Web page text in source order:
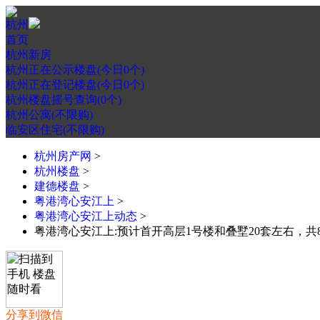
杭州
首页
杭州新房
杭州正在公示楼盘(今日0个)
杭州正在登记楼盘(今日0个)
杭州楼盘摇号查询(0个)
杭州公寓(不限购)
临安区住宅(不限购)
杭州房产网 >
杭州楼盘 >
建德楼盘 >
粤港湾心安江上 >
粤港湾心安江上动态 >
粤港湾心安江上:预计首开高层1号楼和叠墅20套左右，共
分享到微信